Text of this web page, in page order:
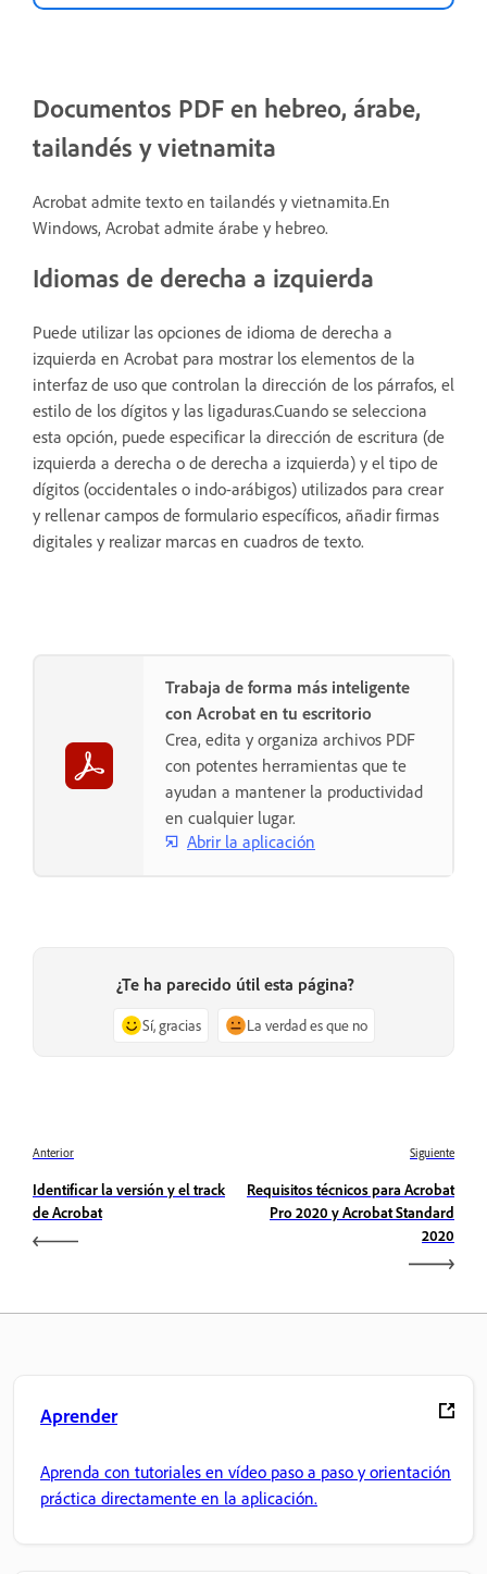
Documentos PDF en hebreo, árabe,
tailandés y vietnamita
Acrobat admite texto en tailandés y vietnamita.En
Windows, Acrobat admite árabe y hebreo.
Idiomas de derecha a izquierda
Puede utilizar las opciones de idioma de derecha a
izquierda en Acrobat para mostrar los elementos de la
interfaz de uso que controlan la dirección de los párrafos, el
estilo de los dígitos y las ligaduras.Cuando se selecciona
esta opción, puede especificar la dirección de escritura (de
izquierda a derecha o de derecha a izquierda) y el tipo de
dígitos (occidentales o indo-arábigos) utilizados para crear
y rellenar campos de formulario específicos, añadir firmas
digitales y realizar marcas en cuadros de texto.
Trabaja de forma más inteligente
con Acrobat en tu escritorio
Crea, edita y organiza archivos PDF
con potentes herramientas que te
ayudan a mantener la productividad
en cualquier lugar.
Abrir la aplicación
¿Te ha parecido útil esta página?
Sí, gracias La verdad es que no
Anterior
Identificar la versión y el track
de Acrobat
Siguiente
Requisitos técnicos para Acrobat
Pro 2020 y Acrobat Standard
2020
Aprender
Aprenda con tutoriales en vídeo paso a paso y orientación
práctica directamente en la aplicación.